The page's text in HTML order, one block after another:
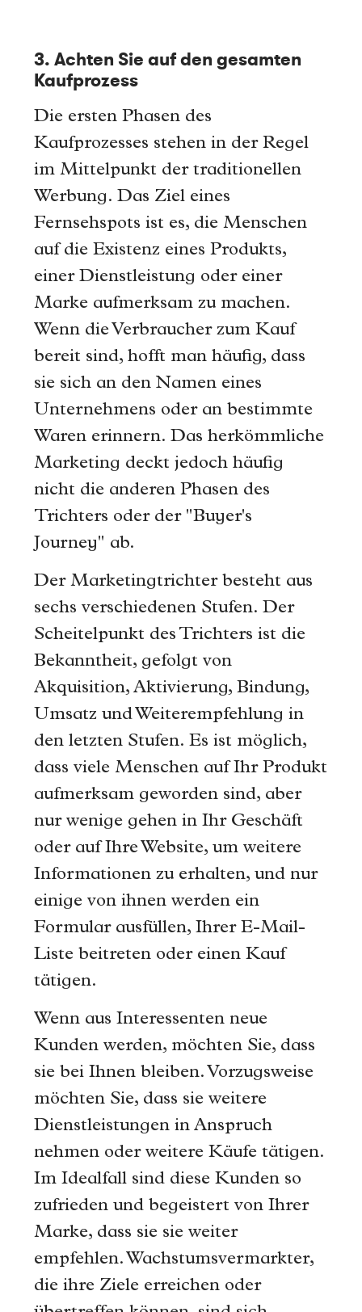
3. Achten Sie auf den gesamten
Kaufprozess
Die ersten Phasen des
Kaufprozesses stehen in der Regel
im Mittelpunkt der traditionellen
Werbung. Das Ziel eines
Fernsehspots ist es, die Menschen
auf die Existenz eines Produkts,
einer Dienstleistung oder einer
Marke aufmerksam zu machen.
Wenn die Verbraucher zum Kauf
bereit sind, hofft man häufig, dass
sie sich an den Namen eines
Unternehmens oder an bestimmte
Waren erinnern. Das herkömmliche
Marketing deckt jedoch häufig
nicht die anderen Phasen des
Trichters oder der "Buyer's
Journey" ab.
Der Marketingtrichter besteht aus
sechs verschiedenen Stufen. Der
Scheitelpunkt des Trichters ist die
Bekanntheit, gefolgt von
Akquisition, Aktivierung, Bindung,
Umsatz und Weiterempfehlung in
den letzten Stufen. Es ist möglich,
dass viele Menschen auf Ihr Produkt
aufmerksam geworden sind, aber
nur wenige gehen in Ihr Geschäft
oder auf Ihre Website, um weitere
Informationen zu erhalten, und nur
einige von ihnen werden ein
Formular ausfüllen, Ihrer E-Mail-
Liste beitreten oder einen Kauf
tätigen.
Wenn aus Interessenten neue
Kunden werden, möchten Sie, dass
sie bei Ihnen bleiben. Vorzugsweise
möchten Sie, dass sie weitere
Dienstleistungen in Anspruch
nehmen oder weitere Käufe tätigen.
Im Idealfall sind diese Kunden so
zufrieden und begeistert von Ihrer
Marke, dass sie sie weiter
empfehlen. Wachstumsvermarkter,
die ihre Ziele erreichen oder